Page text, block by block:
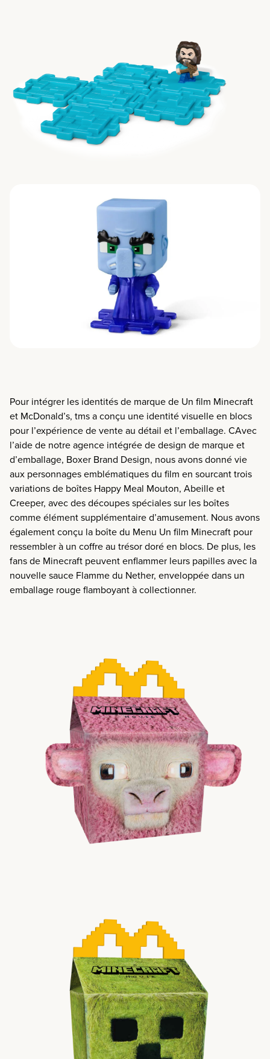
Pour intégrer les identités de marque de Un film Minecraft
et McDonald’s, tmsa conçu une identité visuelle en blocs
pour l’expérience de vente au détail et l’emballage. CAvec
l’aide de notre agence intégrée de design de marque et
d’emballage, Boxer Brand Design, nous avons donné vie
aux personnages emblématiquesdu film en sourcant trois
variations de boîtes Happy Meal Mouton, Abeille et
Creeper, avec des découpes spéciales sur les boîtes
comme élément supplémentaire d’amusement. Nous avons
également conçu la boîte du Menu Un film Minecraft pour
ressembler à un coffre au trésor doré en blocs. De plus, les
fans de Minecraft peuvent enflammer leurs papilles avec la
nouvelle sauce Flamme du Nether, enveloppée dans un
emballage rouge flamboyant à collectionner.